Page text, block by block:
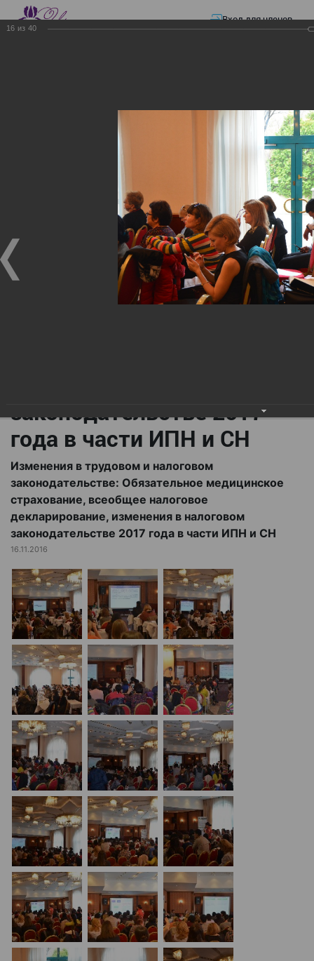
Вход для членов
Презентации
Изменения в трудовом и налоговом
законодательстве: Обязательное медицинское страхование, всеобщее
налоговое декларирование, изменения в налоговом законодательстве
Изменения в трудовом и
налоговом
законодательстве:
Обязательное
медицинское страхование,
законодательстве 2017
года в части ИПН и СН
Изменения в трудовом и налоговом
законодательстве: Обязательное медицинское
страхование, всеобщее налоговое
декларирование, изменения в налоговом
законодательстве 2017 года в части ИПН и СН
16.11.2016
16 из 40